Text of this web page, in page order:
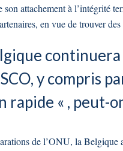
son attachement à l’intégrité
en vue de trouver
continuera
y compris
rapide « , peut-
de l’ONU, la Belgique